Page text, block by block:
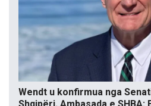
Wendt u konfirmua nga